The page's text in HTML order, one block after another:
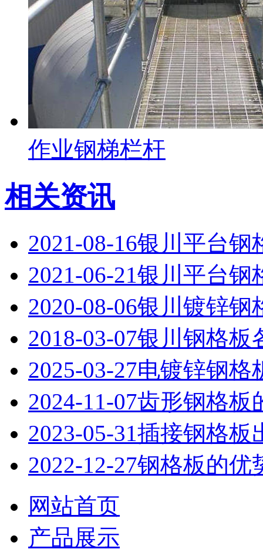
作业钢梯栏杆
相关资讯
2021-08-16银川平台钢
2021-06-21银川平台钢
2020-08-06银川镀锌钢
2018-03-07银川钢格板
2025-03-27电镀锌钢格
2024-11-07齿形钢格板
2023-05-31插接钢格板
2022-12-27钢格板的优
网站首页
产品展示